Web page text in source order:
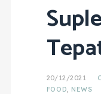
20/12/2021
FOOD
NEWS